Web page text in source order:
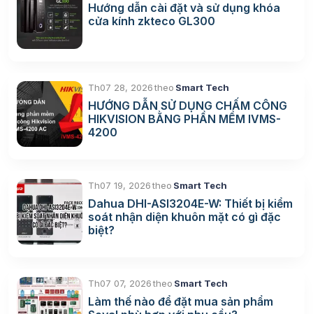
Hướng dẫn cài đặt và sử dụng khóa
cửa kính zkteco GL300
Th07 28, 2026theo Smart Tech
HƯỚNG DẪN SỬ DỤNG CHẤM CÔNG
HIKVISION BẰNG PHẦN MỀM IVMS-
4200
Th07 19, 2026theo Smart Tech
Dahua DHI-ASI3204E-W: Thiết bị kiểm
soát nhận diện khuôn mặt có gì đặc
biệt?
Th07 07, 2026theo Smart Tech
Làm thế nào để đặt mua sản phẩm